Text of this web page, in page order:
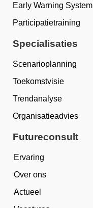
Early Warning System
Participatietraining
Specialisaties
Scenarioplanning
Toekomstvisie
Trendanalyse
Organisatieadvies
Futureconsult
Ervaring
Over ons
Actueel